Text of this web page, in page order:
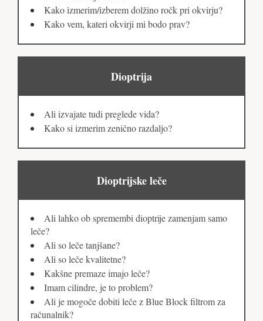
Kako izmerim/izberem dolžino ročk pri okvirju?
Kako vem, kateri okvirji mi bodo prav?
Dioptrija
Ali izvajate tudi preglede vida?
Kako si izmerim zenično razdaljo?
Dioptrijske leče
Ali lahko ob spremembi dioptrije zamenjam samo
leče?
Ali so leče tanjšane?
Ali so leče kvalitetne?
Kakšne premaze imajo leče?
Imam cilindre, je to problem?
Ali je mogoče dobiti leče z Blue Block filtrom za
računalnik?